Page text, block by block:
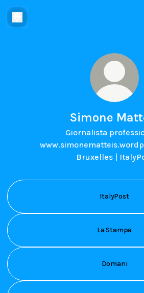
Simone
Giornalista
Bruxelles |
ItalyPost
La Stampa
Domani